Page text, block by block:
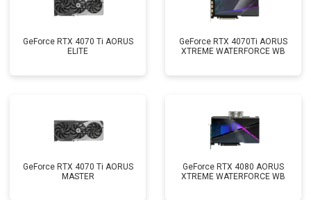
GeForce RTX 4070 Ti AORUS
ELITE
GeForce RTX 4070Ti AORUS
XTREME WATERFORCE WB
GeForce RTX 4070 Ti AORUS
MASTER
GeForce RTX 4080 AORUS
XTREME WATERFORCE WB